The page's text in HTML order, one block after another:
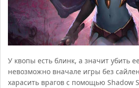
У квопы есть блинк, а значит убить
невозможно вначале игры без
харасить врагов с помощью Shadow